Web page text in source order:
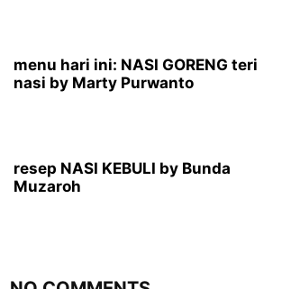
menu hari ini: NASI GORENG teri
nasi by Marty Purwanto
resep NASI KEBULI by Bunda
Muzaroh